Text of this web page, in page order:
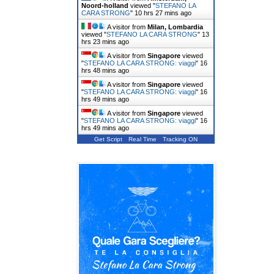
Noord-holland viewed "STEFANO LA
CARA STRONG" 10 hrs 27 mins ago
A visitor from Milan, Lombardia
viewed "STEFANO LA CARA STRONG" 13
hrs 23 mins ago
A visitor from Singapore viewed
"STEFANO LA CARA STRONG: viaggi" 16
hrs 48 mins ago
A visitor from Singapore viewed
"STEFANO LA CARA STRONG: viaggi" 16
hrs 49 mins ago
A visitor from Singapore viewed
"STEFANO LA CARA STRONG: viaggi" 16
hrs 49 mins ago
Get Script Real Time Tracking ON